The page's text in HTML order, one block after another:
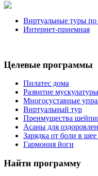
Виртуальные туры
Интернет-приемная
Целевые программы
Пилатес дома
Развитие
Многосуставные
Виртуальный тур
Преимущества
Асаны для
Зарядка от боли в
Гармония йоги
Найти программу